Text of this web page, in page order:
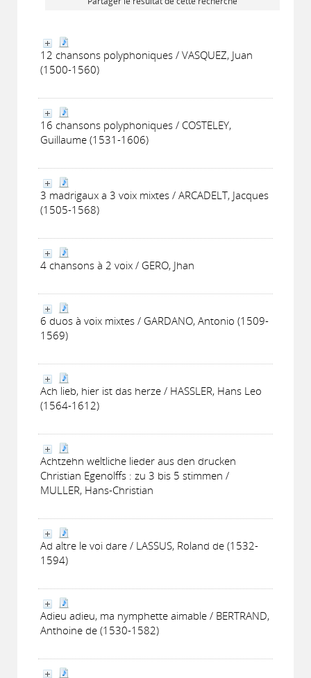
12 chansons polyphoniques / VASQUEZ, Juan
(1500-1560)
16 chansons polyphoniques / COSTELEY,
Guillaume (1531-1606)
3 madrigaux a 3 voix mixtes / ARCADELT, Jacques
(1505-1568)
4 chansons à 2 voix / GERO, Jhan
6 duos à voix mixtes / GARDANO, Antonio (1509-
1569)
Ach lieb, hier ist das herze / HASSLER, Hans Leo
(1564-1612)
Achtzehn weltliche lieder aus den drucken
Christian Egenolffs : zu 3 bis 5 stimmen /
MULLER, Hans-Christian
Ad altre le voi dare / LASSUS, Roland de (1532-
1594)
Adieu adieu, ma nymphette aimable / BERTRAND,
Anthoine de (1530-1582)